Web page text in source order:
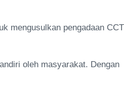
mengusulkan pengadaan
oleh masyarakat. Dengan